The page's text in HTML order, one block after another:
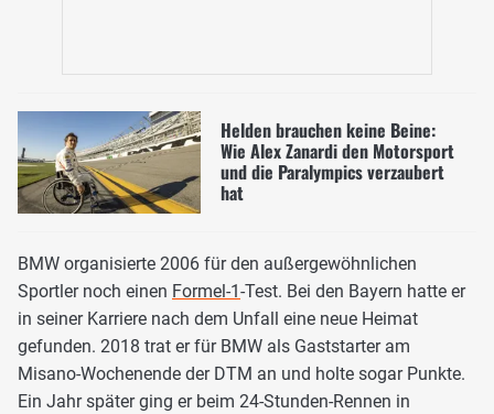
Helden brauchen keine Beine:
Wie Alex Zanardi den Motorsport
und die Paralympics verzaubert
hat
BMW organisierte 2006 für den außergewöhnlichen
Sportler noch einen Formel-1 -Test. Bei den Bayern hatte er
in seiner Karriere nach dem Unfall eine neue Heimat
gefunden. 2018 trat er für BMW als Gaststarter am
Misano-Wochenende der DTM an und holte sogar Punkte.
Ein Jahr später ging er beim 24-Stunden-Rennen in